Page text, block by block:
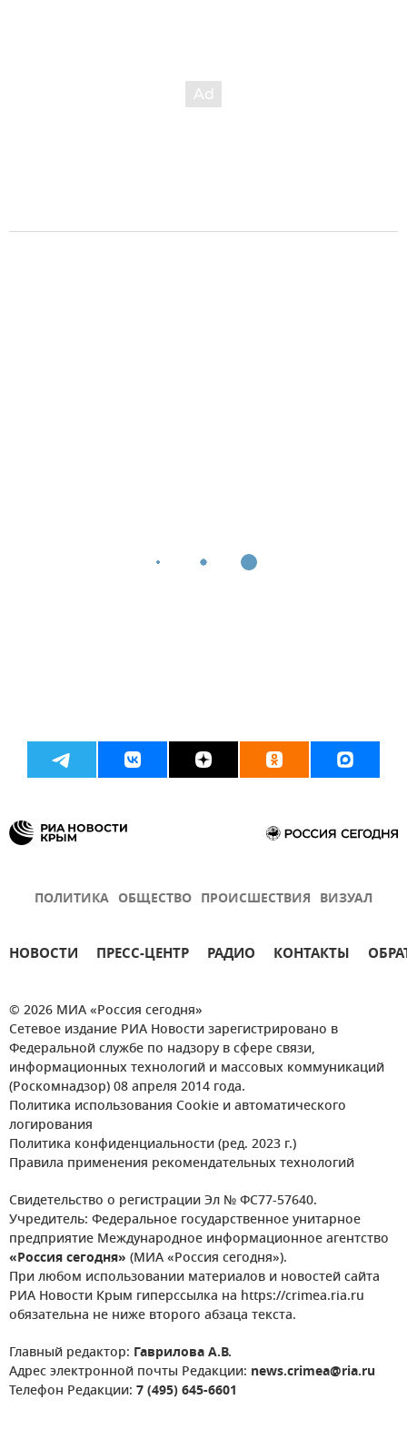
ПОЛИТИКА ОБЩЕСТВО ПРОИСШЕСТВИЯ ВИЗУАЛ
НОВОСТИ ПРЕСС-ЦЕНТР РАДИО КОНТАКТЫ
© 2026 МИА «Россия сегодня»
Сетевое издание РИА Новости зарегистрировано в
Федеральной службе по надзору в сфере связи,
информационных технологий и массовых коммуникаций
(Роскомнадзор) 08 апреля 2014 года.
Политика использования Cookie и автоматического
логирования
Политика конфиденциальности (ред. 2023 г.)
Правила применения рекомендательных технологий
Свидетельство о регистрации Эл № ФС77-57640.
Учредитель: Федеральное государственное унитарное
предприятие Международное информационное агентство
«Россия сегодня» (МИА «Россия сегодня»).
При любом использовании материалов и новостей сайта
РИА Новости Крым гиперссылка на https://crimea.ria.ru
обязательна не ниже второго абзаца текста.
Главный редактор: Гаврилова А.В.
Адрес электронной почты Редакции: news.crimea@ria.ru
Телефон Редакции: 7 (495) 645-6601